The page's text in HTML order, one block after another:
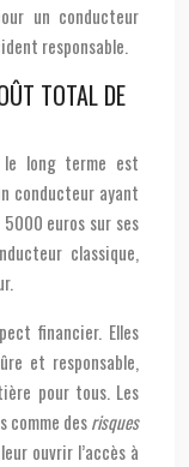
un conducteur
responsable.
TOTAL DE
le long terme est
conducteur ayant
euros sur ses
classique,
financier. Elles
et responsable,
pour tous. Les
comme desrisques
ouvrir l’accès à